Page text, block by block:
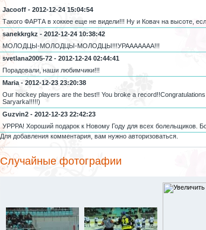
Jacooff - 2012-12-24 15:04:54
Такого ФАРТА в хоккее еще не видели!!! Ну и Ковач на высоте,
sanekkrgkz - 2012-12-24 10:38:42
МОЛОДЦЫ-МОЛОДЦЫ-МОЛОДЦЫ!!!УРААААААА!!!
svetlana2005-72 - 2012-12-24 02:44:41
Порадовали, наши любимчики!!!
Maria - 2012-12-23 23:20:38
Our hockey players are the best!! You broke a record!!Congratulations
Saryarka!!!!!)
Guzvin2 - 2012-12-23 22:42:23
УРРРА! Хороший подарок к Новому Году для всех болельщиков.
Для добавления комментария, вам нужно авторизоваться.
Случайные фотографии